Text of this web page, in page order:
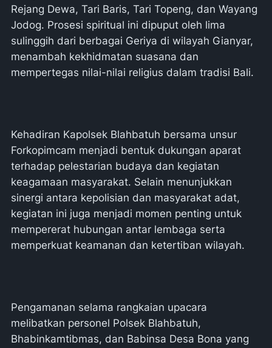
Rejang Dewa, Tari Baris, Tari Topeng, dan Wayang
Jodog. Prosesi spiritual ini dipuput oleh lima
sulinggih dari berbagai Geriya di wilayah Gianyar,
menambah kekhidmatan suasana dan
mempertegas nilai-nilai religius dalam tradisi Bali.
Kehadiran Kapolsek Blahbatuh bersama unsur
Forkopimcam menjadi bentuk dukungan aparat
terhadap pelestarian budaya dan kegiatan
keagamaan masyarakat. Selain menunjukkan
sinergi antara kepolisian dan masyarakat adat,
kegiatan ini juga menjadi momen penting untuk
mempererat hubungan antar lembaga serta
memperkuat keamanan dan ketertiban wilayah.
Pengamanan selama rangkaian upacara
melibatkan personel Polsek Blahbatuh,
Bhabinkamtibmas, dan Babinsa Desa Bona yang